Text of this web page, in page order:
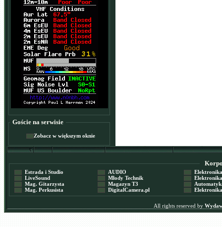
Goście na serwisie
Zobacz w większym oknie
Estrada i Studio
LiveSound
Mag. Gitarzysta
Mag. Perkusista
AUDIO
Młody Technik
Magazyn T3
DigitalCamera.pl
Elektronika
Elektronika
Automatyka
Elektronika
All rights reserved by